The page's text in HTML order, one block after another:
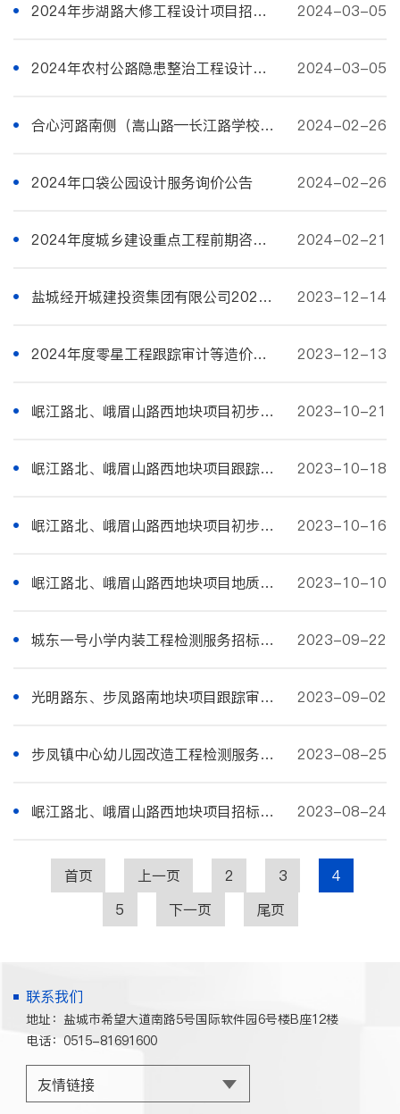
2024年步湖路大修工程设计项目招标公告 2024-03-05
2024年农村公路隐患整治工程设计服务招标公告 2024-03-05
合心河路南侧（嵩山路—长江路学校）景观绿化工程设计服务询价公告 2024-02-26
2024年口袋公园设计服务询价公告 2024-02-26
2024年度城乡建设重点工程前期咨询服务询价公告 2024-02-21
盐城经开城建投资集团有限公司2024年第一季季度招标代理及造价咨询服务招标公告 2023-12-14
2024年度零星工程跟踪审计等造价咨询服务招标公告 2023-12-13
岷江路北、峨眉山路西地块项目初步设计服务招标答疑 2023-10-21
岷江路北、峨眉山路西地块项目跟踪审计及一审服务招标公告 2023-10-18
岷江路北、峨眉山路西地块项目初步设计服务招标公告 2023-10-16
岷江路北、峨眉山路西地块项目地质勘察服务招标公告 2023-10-10
城东一号小学内装工程检测服务招标公告 2023-09-22
光明路东、步凤路南地块项目跟踪审计及一审服务招标公告 2023-09-02
步凤镇中心幼儿园改造工程检测服务招标公告 2023-08-25
岷江路北、峨眉山路西地块项目招标代理及造价咨询服务招标公告 2023-08-24
首页 上一页 2 3
4
5
下一页 尾页
联系我们
地址：盐城市希望大道南路5号国际软件园6号楼B座12楼
电话：0515-81691600
友情链接